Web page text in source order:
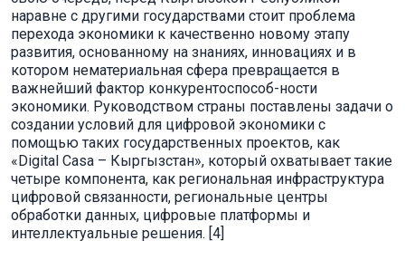
наравне с другими государствами стоит проблема
перехода экономики к качественно новому этапу
развития, основанному на знаниях, инновациях и в
котором нематериальная сфера превращается в
важнейший фактор конкурентоспособ-ности
экономики. Руководством страны поставлены задачи о
создании условий для цифровой экономики с
помощью таких государственных проектов, как
«Digital Casa – Кыргызстан», который охватывает такие
четыре компонента, как региональная инфраструктура
цифровой связанности, региональные центры
обработки данных, цифровые платформы и
интеллектуальные решения. [4]